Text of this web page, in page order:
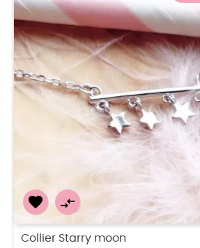

Collier Pretty